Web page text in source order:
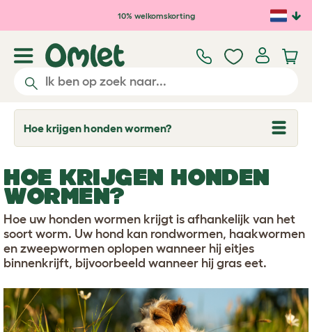
Ga naar de hoofdinhoud
10% welkomskorting
Hoe krijgen honden wormen?
T
o
g
e
d
o
p
d
o
w
HOE KRIJGEN HONDEN
WORMEN?
Hoe uw honden wormen krijgt is afhankelijk van het
soort worm. Uw hond kan rondwormen, haakwormen
en zweepwormen oplopen wanneer hij eitjes
binnenkrijft, bijvoorbeeld wanneer hij gras eet.